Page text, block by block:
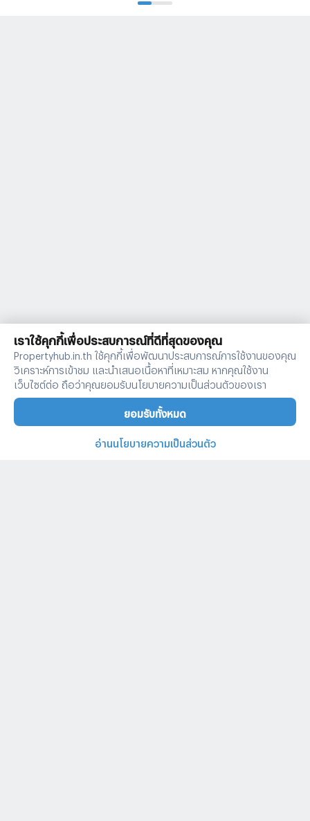
เราใช้คุกกี้เพื่อประสบการณ์ที่ดีที่สุดของคุณ
Propertyhub.in.th ใช้คุกกี้เพื่อพัฒนาประสบการณ์การใช้งานของคุณ
วิเคราะห์การเข้าชม และนำเสนอเนื้อหาที่เหมาะสม หากคุณใช้งาน
เว็บไซต์ต่อ ถือว่าคุณยอมรับนโยบายความเป็นส่วนตัวของเรา
ยอมรับทั้งหมด
อ่านนโยบายความเป็นส่วนตัว